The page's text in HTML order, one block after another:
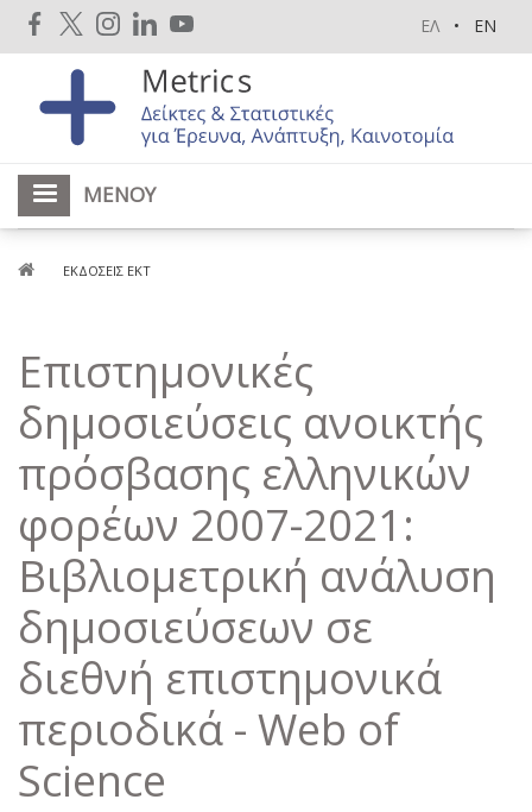
Παράκαμψη
προς
κυρίως
ΕΛ EN
ΜΕΝΟΎ
Breadcrumb
ΕΚΔΌΣΕΙΣ ΕΚΤ
Επιστημονικές
δημοσιεύσεις ανοικτής
πρόσβασης ελληνικών
φορέων 2007-2021:
Βιβλιομετρική ανάλυση
δημοσιεύσεων σε
διεθνή επιστημονικά
περιοδικά - Web of
Science